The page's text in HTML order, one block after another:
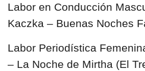
Labor en Conducción
Kaczka – Buenas Noches
Labor Periodística
– La Noche de Mirtha (El